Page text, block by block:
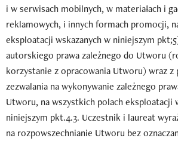
i w serwisach mobilnych, w materiałach i
reklamowych, i innych formach promocji,
eksploatacji wskazanych w niniejszym
autorskiego prawa zależnego do Utworu
korzystanie z opracowania Utworu) wraz z
zezwalania na wykonywanie zależnego
Utworu, na wszystkich polach eksploatacji
niniejszym pkt.4.3. Uczestnik i laureat
na rozpowszechnianie Utworu bez